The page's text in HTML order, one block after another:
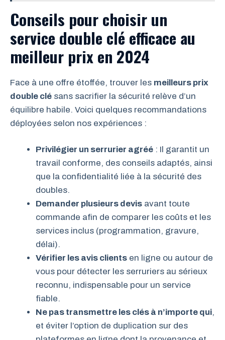
Conseils pour choisir un
service double clé efficace au
meilleur prix en 2024
Face à une offre étoffée, trouver les meilleurs prix
double clé sans sacrifier la sécurité relève d’un
équilibre habile. Voici quelques recommandations
déployées selon nos expériences :
Privilégier un serrurier agréé : Il garantit un
travail conforme, des conseils adaptés, ainsi
que la confidentialité liée à la sécurité des
doubles.
Demander plusieurs devis avant toute
commande afin de comparer les coûts et les
services inclus (programmation, gravure,
délai).
Vérifier les avis clients en ligne ou autour de
vous pour détecter les serruriers au sérieux
reconnu, indispensable pour un service
fiable.
Ne pas transmettre les clés à n’importe qui,
et éviter l’option de duplication sur des